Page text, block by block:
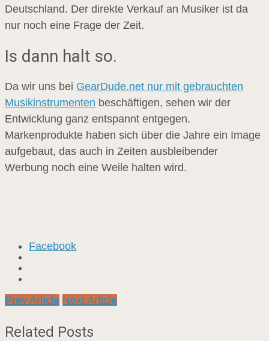
Deutschland. Der direkte Verkauf an Musiker ist da
nur noch eine Frage der Zeit.
Is dann halt so.
Da wir uns bei GearDude.net nur mit gebrauchten
Musikinstrumenten beschäftigen, sehen wir der
Entwicklung ganz entspannt entgegen.
Markenprodukte haben sich über die Jahre ein Image
aufgebaut, das auch in Zeiten ausbleibender
Werbung noch eine Weile halten wird.
Facebook
Prev Article Next Article
Related Posts